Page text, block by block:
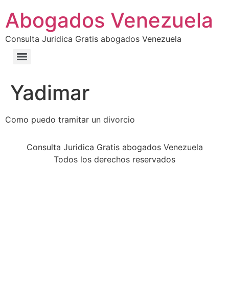
Abogados Venezuela
Consulta Juridica Gratis abogados Venezuela
Yadimar
Como puedo tramitar un divorcio
Consulta Juridica Gratis abogados Venezuela
Todos los derechos reservados